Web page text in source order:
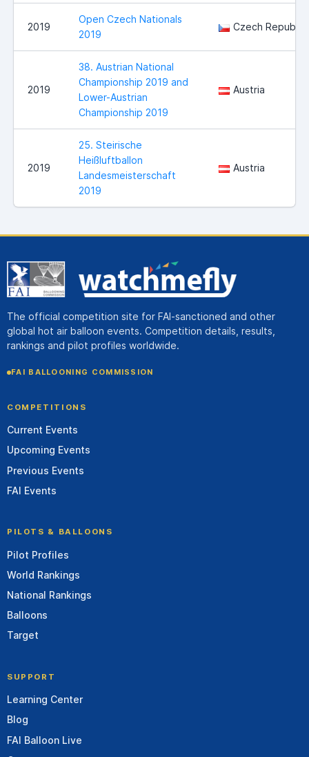
2019
Open Czech Nationals
2019
Czech Republic
2019
38. Austrian National
Championship 2019 and
Lower-Austrian
Championship 2019
Austria
2019
25. Steirische
Heißluftballon
Landesmeisterschaft
2019
Austria
The official competition site for FAI-sanctioned and other
global hot air balloon events. Competition details, results,
rankings and pilot profiles worldwide.
FAI BALLOONING COMMISSION
COMPETITIONS
Current Events
Upcoming Events
Previous Events
FAI Events
PILOTS & BALLOONS
Pilot Profiles
World Rankings
National Rankings
Balloons
Target
SUPPORT
Learning Center
Blog
FAI Balloon Live